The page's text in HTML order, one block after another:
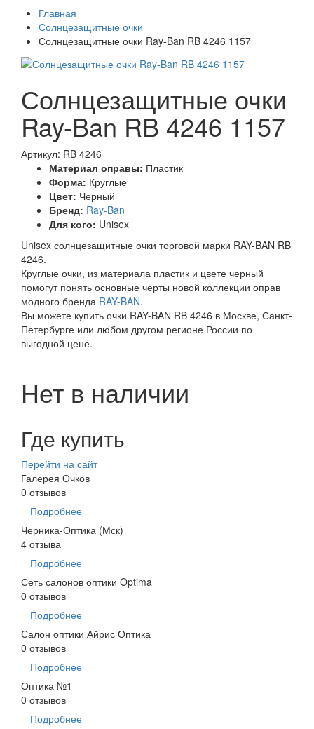
Главная
Солнцезащитные очки
Солнцезащитные очки Ray-Ban RB 4246 1157
Солнцезащитные очки
Ray-Ban RB 4246 1157
Артикул: RB 4246
Материал оправы: Пластик
Форма: Круглые
Цвет: Черный
Бренд: Ray-Ban
Для кого: Unisex
Unisex солнцезащитные очки торговой марки RAY-BAN RB
4246.
Круглые очки, из материала пластик и цвете черный
помогут понять основные черты новой коллекции оправ
модного бренда RAY-BAN.
Вы можете купить очки RAY-BAN RB 4246 в Москве, Санкт-
Петербурге или любом другом регионе России по
выгодной цене.
Нет в наличии
Где купить
Перейти на сайт
Галерея Очков
0 отзывов
Подробнее
Черника-Оптика (Мск)
4 отзыва
Подробнее
Сеть салонов оптики Optima
0 отзывов
Подробнее
Салон оптики Айрис Оптика
0 отзывов
Подробнее
Оптика №1
0 отзывов
Подробнее